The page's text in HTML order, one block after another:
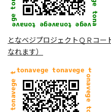
となベジプロジェクトＱＲコ
なれます）